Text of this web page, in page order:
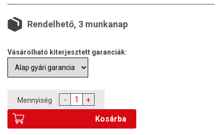
Rendelhető, 3 munkanap
Vásárolható kiterjesztett garanciák:
Mennyiség -
+
Kosárba